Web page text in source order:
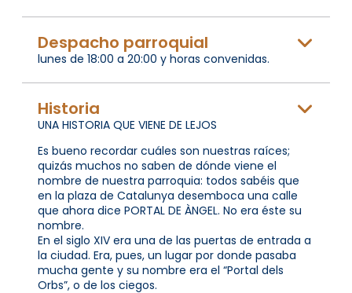
Despacho parroquial
lunes de 18:00 a 20:00 y horas convenidas.
Historia
UNA HISTORIA QUE VIENE DE LEJOS
Es bueno recordar cuáles son nuestras raíces;
quizás muchos no saben de dónde viene el
nombre de nuestra parroquia: todos sabéis que
en la plaza de Catalunya desemboca una calle
que ahora dice PORTAL DE ÀNGEL. No era éste su
nombre.
En el siglo XIV era una de las puertas de entrada a
la ciudad. Era, pues, un lugar por donde pasaba
mucha gente y su nombre era el “Portal dels
Orbs”, o de los ciegos.